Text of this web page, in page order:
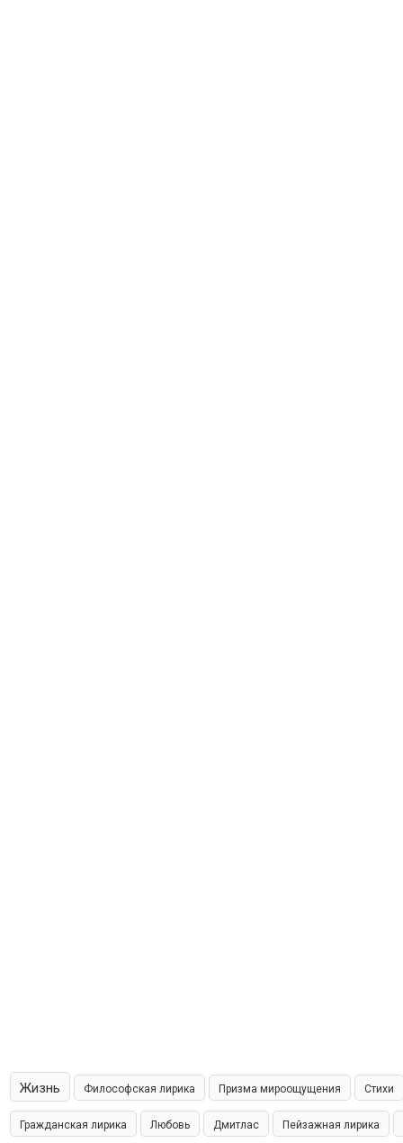
Жизнь Философская лирика Призма мироощущения Стихи
Гражданская лирика Любовь Дмитлас Пейзажная лирика